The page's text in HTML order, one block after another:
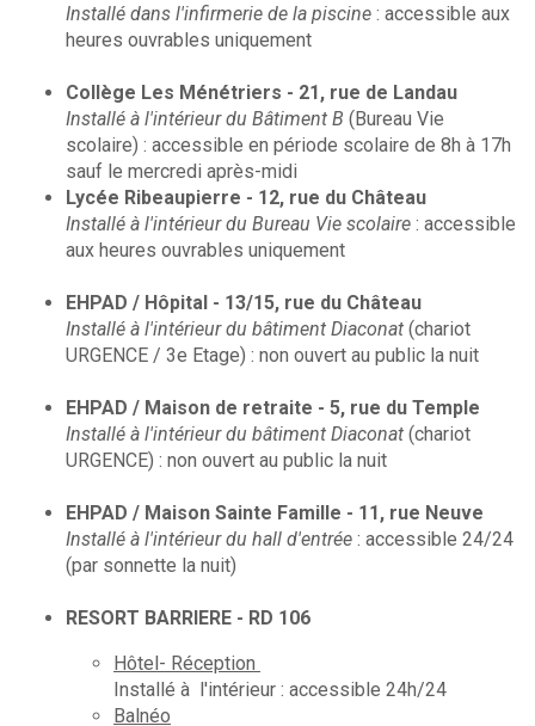
Installé dans l'infirmerie de la piscine : accessible aux
heures ouvrables uniquement
Collège Les Ménétriers - 21, rue de Landau
Installé à l'intérieur du Bâtiment B (Bureau Vie
scolaire) : accessible en période scolaire de 8h à 17h
sauf le mercredi après-midi
Lycée Ribeaupierre - 12, rue du Château
Installé à l'intérieur du Bureau Vie scolaire : accessible
aux heures ouvrables uniquement
EHPAD / Hôpital - 13/15, rue du Château
Installé à l'intérieur du bâtiment Diaconat (chariot
URGENCE / 3e Etage) : non ouvert au public la nuit
EHPAD / Maison de retraite - 5, rue du Temple
Installé à l'intérieur du bâtiment Diaconat (chariot
URGENCE) : non ouvert au public la nuit
EHPAD / Maison Sainte Famille - 11, rue Neuve
Installé à l'intérieur du hall d'entrée : accessible 24/24
(par sonnette la nuit)
RESORT BARRIERE - RD 106
Hôtel- Réception
Installé à l'intérieur : accessible 24h/24
Balnéo